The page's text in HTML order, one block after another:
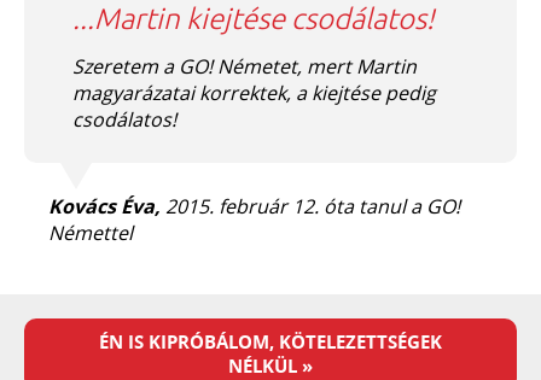
...Martin kiejtése csodálatos!
Szeretem a GO! Németet, mert Martin
magyarázatai korrektek, a kiejtése pedig
csodálatos!
Kovács Éva, 2015. február 12. óta tanul a GO!
Némettel
ÉN IS KIPRÓBÁLOM, KÖTELEZETTSÉGEK
NÉLKÜL »